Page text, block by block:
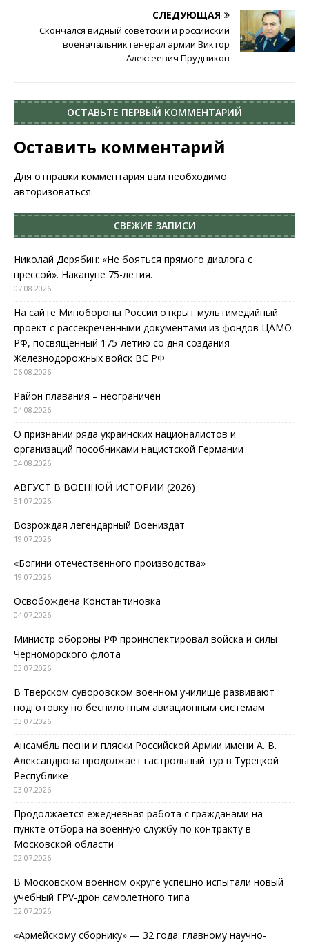
СЛЕДУЮЩАЯ
Скончался видный советский и российский
военачальник генерал армии Виктор
Алексеевич Прудников
ОСТАВЬТЕ ПЕРВЫЙ КОММЕНТАРИЙ
Оставить комментарий
Для отправки комментария вам необходимо
авторизоваться.
СВЕЖИЕ ЗАПИСИ
Николай Дерябин: «Не бояться прямого диалога с
прессой». Накануне 75-летия.
07.08.2026
На сайте Минобороны России открыт мультимедийный
проект с рассекреченными документами из фондов ЦАМО
РФ, посвященный 175-летию со дня создания
Железнодорожных войск ВС РФ
06.08.2026
Район плавания – неограничен
04.08.2026
О признании ряда украинских националистов и
организаций пособниками нацистской Германии
04.08.2026
АВГУСТ В ВОЕННОЙ ИСТОРИИ (2026)
31.07.2026
Возрождая легендарный Воениздат
19.07.2026
«Богини отечественного производства»
19.07.2026
Освобождена Константиновка
04.07.2026
Министр обороны РФ проинспектировал войска и силы
Черноморского флота
03.07.2026
В Тверском суворовском военном училище развивают
подготовку по беспилотным авиационным системам
03.07.2026
Ансамбль песни и пляски Российской Армии имени А. В.
Александрова продолжает гастрольный тур в Турецкой
Республике
03.07.2026
Продолжается ежедневная работа с гражданами на
пункте отбора на военную службу по контракту в
Московской области
02.07.2026
В Московском военном округе успешно испытали новый
учебный FPV-дрон самолетного типа
02.07.2026
«Армейскому сборнику» — 32 года: главному научно-